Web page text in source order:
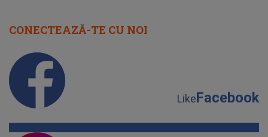
CONECTEAZĂ-TE CU NOI
LikeFacebook